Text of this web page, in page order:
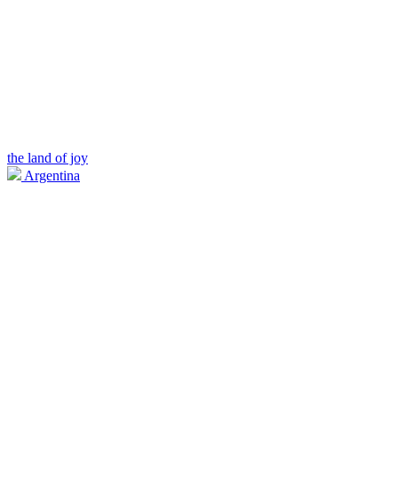
the land of joy
Argentina